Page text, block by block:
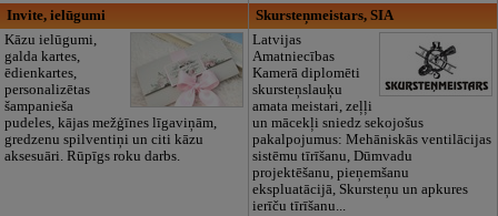
Invite, ielūgumi
Kāzu ielūgumi,
galda kartes,
ēdienkartes,
personalizētas
šampanieša
pudeles, kājas mežģīnes līgaviņām,
gredzenu spilventiņi un citi kāzu
aksesuāri. Rūpīgs roku darbs.
Skursteņmeistars, SIA
Latvijas
Amatniecības
Kamerā diplomēti
skursteņslauķu
amata meistari, zeļļi
un mācekļi sniedz sekojošus
pakalpojumus: Mehāniskās ventilācijas
sistēmu tīrīšanu, Dūmvadu
projektēšanu, pieņemšanu
ekspluatācijā, Skursteņu un apkures
ierīču tīrīšanu...